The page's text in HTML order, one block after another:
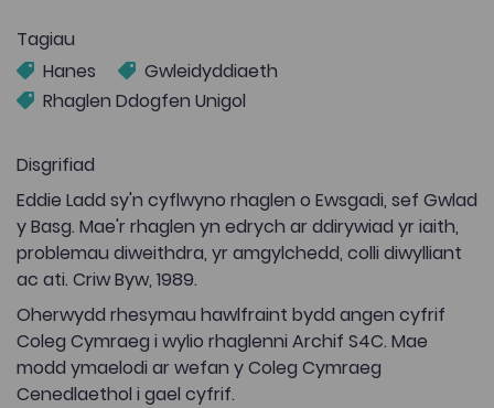
Tagiau
Hanes
Gwleidyddiaeth
Rhaglen Ddogfen Unigol
Disgrifiad
Eddie Ladd sy'n cyflwyno rhaglen o Ewsgadi, sef Gwlad
y Basg. Mae'r rhaglen yn edrych ar ddirywiad yr iaith,
problemau diweithdra, yr amgylchedd, colli diwylliant
ac ati. Criw Byw, 1989.
Oherwydd rhesymau hawlfraint bydd angen cyfrif
Coleg Cymraeg i wylio rhaglenni Archif S4C. Mae
modd ymaelodi ar wefan y Coleg Cymraeg
Cenedlaethol i gael cyfrif.